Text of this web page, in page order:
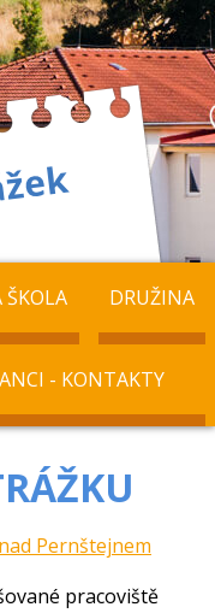
ŠKOLA DRUŽINA
- KONTAKTY
Pernštejnem
pracoviště